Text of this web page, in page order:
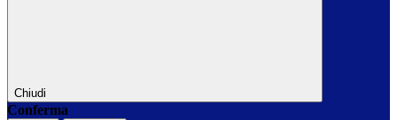
Chiudi
Conferma